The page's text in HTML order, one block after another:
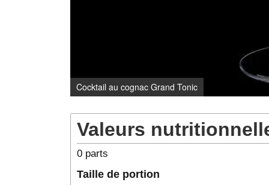
Cocktail au cognac Grand Tonic
Valeurs
0parts
Taille de portion